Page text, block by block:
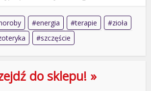
energia terapie
zioła
szczęście
do sklepu! »